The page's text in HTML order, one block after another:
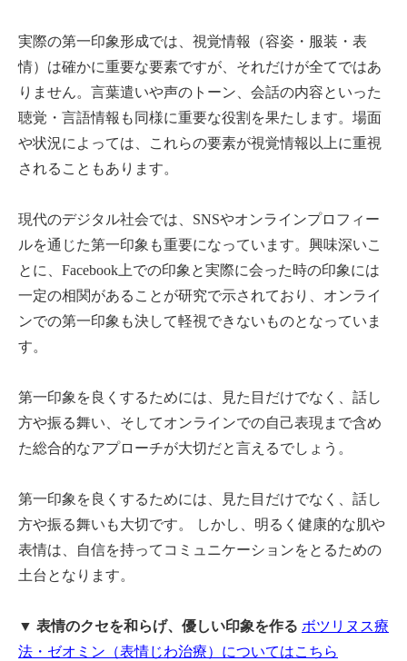
実際の第一印象形成では、視覚情報（容姿・服装・表
情）は確かに重要な要素ですが、それだけが全てではあ
りません。言葉遣いや声のトーン、会話の内容といった
聴覚・言語情報も同様に重要な役割を果たします。場面
や状況によっては、これらの要素が視覚情報以上に重視
されることもあります。
現代のデジタル社会では、SNSやオンラインプロフィー
ルを通じた第一印象も重要になっています。興味深いこ
とに、Facebook上での印象と実際に会った時の印象には
一定の相関があることが研究で示されており、オンライ
ンでの第一印象も決して軽視できないものとなっていま
す。
第一印象を良くするためには、見た目だけでなく、話し
方や振る舞い、そしてオンラインでの自己表現まで含め
た総合的なアプローチが大切だと言えるでしょう。
第一印象を良くするためには、見た目だけでなく、話し
方や振る舞いも大切です。 しかし、明るく健康的な肌や
表情は、自信を持ってコミュニケーションをとるための
土台となります。
▼ 表情のクセを和らげ、優しい印象を作る ボツリヌス療
法・ゼオミン（表情じわ治療）についてはこちら